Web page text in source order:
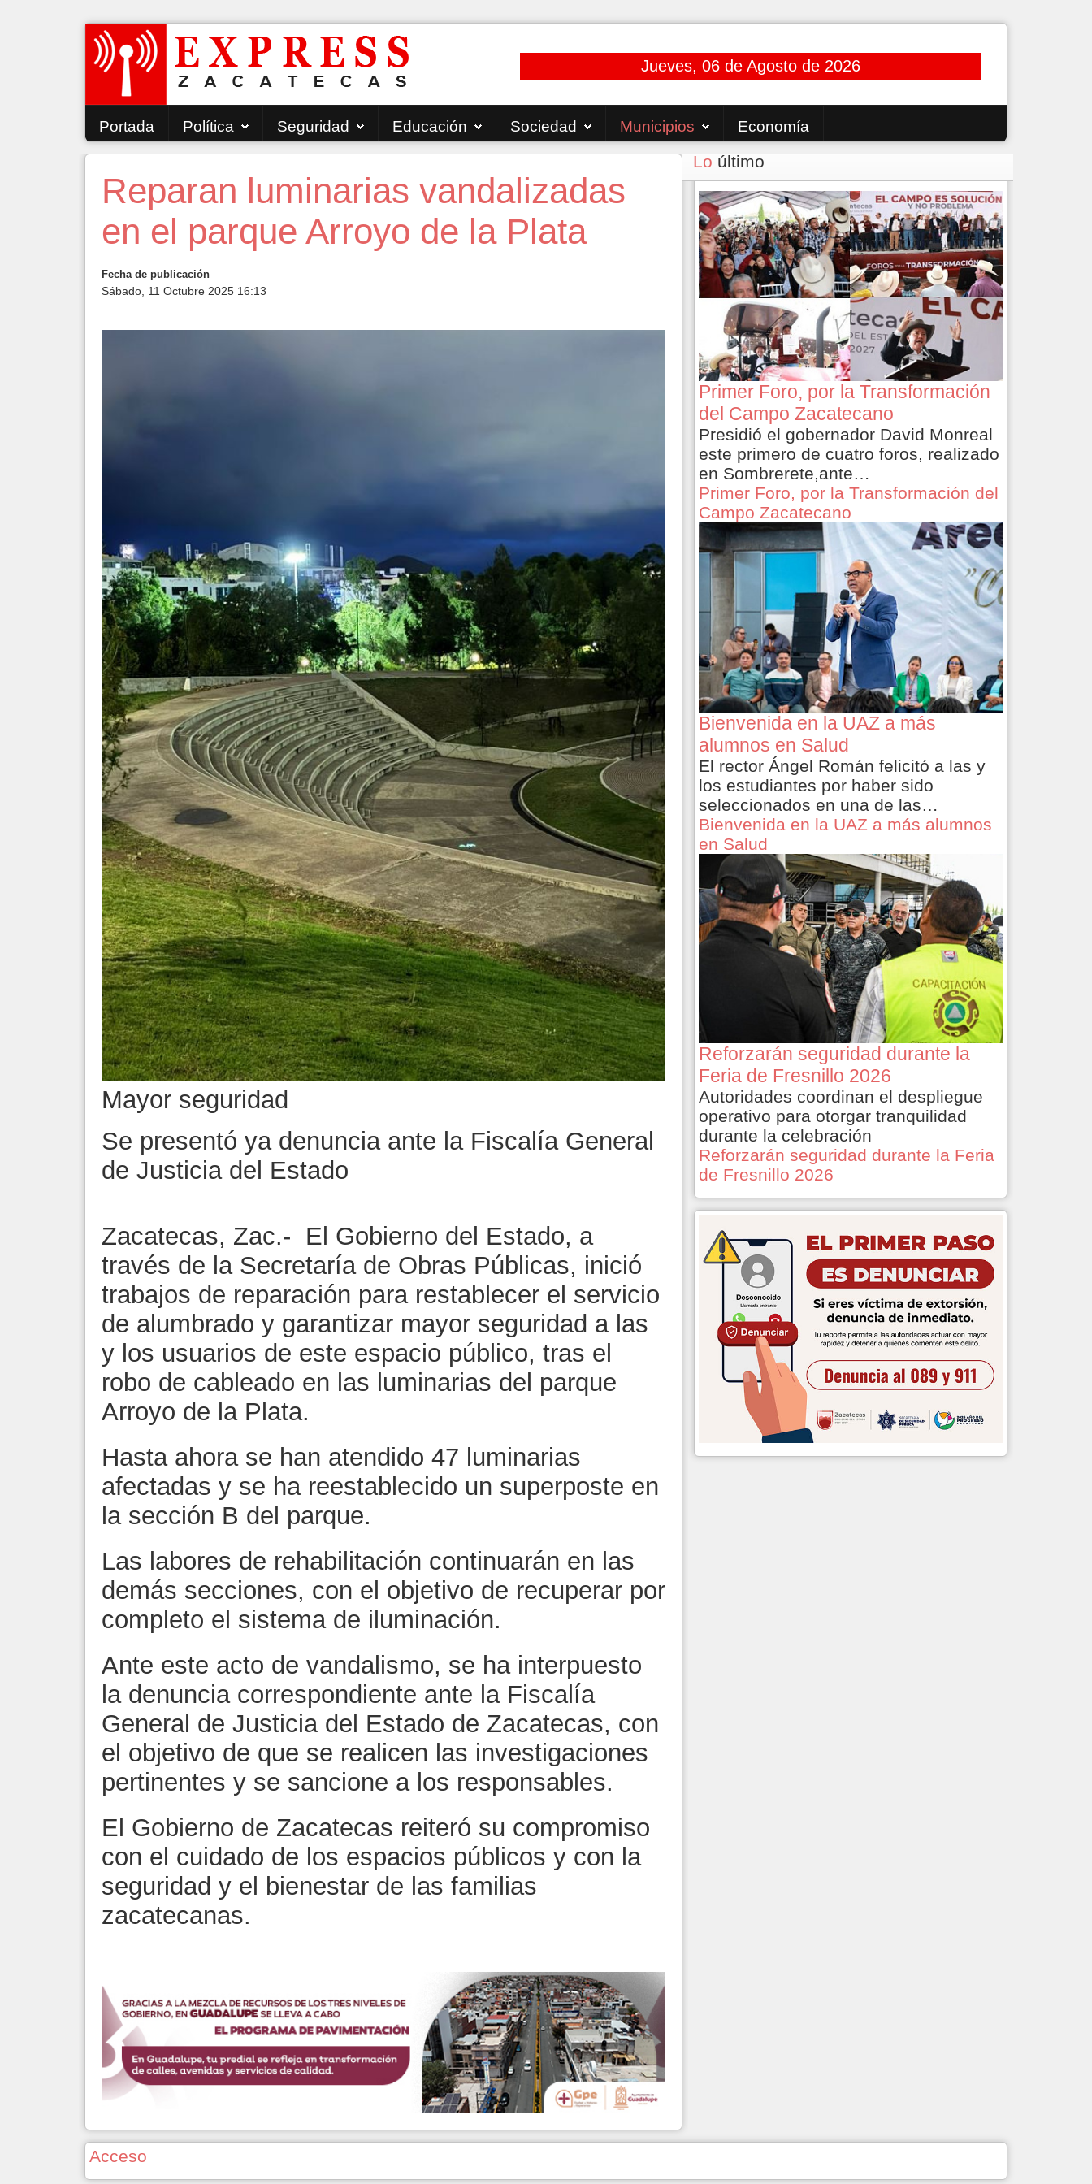
Jueves, 06 de Agosto de 2026
Portada Política Seguridad Educación Sociedad Municipios Economía
Reparan luminarias vandalizadas
en el parque Arroyo de la Plata
Fecha de publicación
Sábado, 11 Octubre 2025 16:13
Mayor seguridad
Se presentó ya denuncia ante la Fiscalía General
de Justicia del Estado
Zacatecas, Zac.- El Gobierno del Estado, a
través de la Secretaría de Obras Públicas, inició
trabajos de reparación para restablecer el servicio
de alumbrado y garantizar mayor seguridad a las
y los usuarios de este espacio público, tras el
robo de cableado en las luminarias del parque
Arroyo de la Plata.
Hasta ahora se han atendido 47 luminarias
afectadas y se ha reestablecido un superposte en
la sección B del parque.
Las labores de rehabilitación continuarán en las
demás secciones, con el objetivo de recuperar por
completo el sistema de iluminación.
Ante este acto de vandalismo, se ha interpuesto
la denuncia correspondiente ante la Fiscalía
General de Justicia del Estado de Zacatecas, con
el objetivo de que se realicen las investigaciones
pertinentes y se sancione a los responsables.
El Gobierno de Zacatecas reiteró su compromiso
con el cuidado de los espacios públicos y con la
seguridad y el bienestar de las familias
zacatecanas.
Lo último
Primer Foro, por la Transformación
del Campo Zacatecano
Presidió el gobernador David Monreal
este primero de cuatro foros, realizado
en Sombrerete,ante…
Primer Foro, por la Transformación del
Campo Zacatecano
Bienvenida en la UAZ a más
alumnos en Salud
El rector Ángel Román felicitó a las y
los estudiantes por haber sido
seleccionados en una de las…
Bienvenida en la UAZ a más alumnos
en Salud
Reforzarán seguridad durante la
Feria de Fresnillo 2026
Autoridades coordinan el despliegue
operativo para otorgar tranquilidad
durante la celebración
Reforzarán seguridad durante la Feria
de Fresnillo 2026
Acceso